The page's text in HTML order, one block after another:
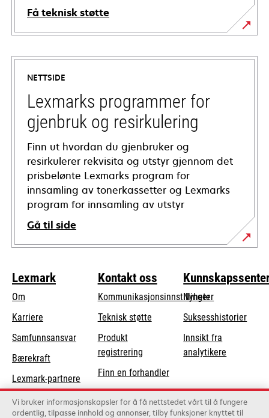
Få teknisk støtte
opens
in
new
tab
NETTSIDE
Lexmarks programmer for
gjenbruk og resirkulering
Finn ut hvordan du gjenbruker og
resirkulerer rekvisita og utstyr gjennom det
prisbelønte Lexmarks program for
innsamling av tonerkassetter og Lexmarks
program for innsamling av utstyr
Gå til side
Lexmark
Om
Karriere
Samfunnsansvaropens
new
tab
Bærekraft
Lexmark-partnere
Kontakt oss
Kommunikasjonsinnstillinger
Teknisk støtteopens
tab
Produkt
registrering
Finn en forhandler
Liste over
grossister
Nyheter
Suksesshistorier
Innsikt fra
analytikere
Vi bruker informasjonskapsler for å få nettstedet vårt til å fungere
ordentlig, tilpasse innhold og annonser, tilby funksjoner knyttet til